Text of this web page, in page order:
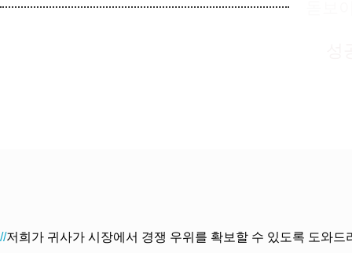
//저희가 귀사가 시장에서 경쟁 우위를 확보할 수 있도록 도와